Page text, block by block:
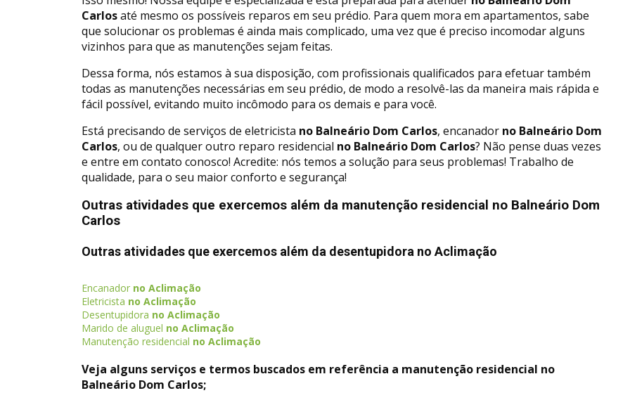
Carlosaté mesmo os possíveis reparos em seu prédio. Para quem mora em apartamentos, sabe
que solucionar os problemas é ainda mais complicado, uma vez que é preciso incomodar alguns
vizinhos para que as manutenções sejam feitas.
Dessa forma, nós estamos à sua disposição, com profissionais qualificados para efetuar também
todas as manutenções necessárias em seu prédio, de modo a resolvê-las da maneira mais rápida e
fácil possível, evitando muito incômodo para os demais e para você.
Está precisando de serviços de eletricista no Balneário Dom Carlos, encanador no Balneário Dom
Carlos, ou de qualquer outro reparo residencial no Balneário Dom Carlos? Não pense duas vezes
e entre em contato conosco! Acredite: nós temos a solução para seus problemas! Trabalho de
qualidade, para o seu maior conforto e segurança!
Outras atividades que exercemos além da manutenção residencial no Balneário Dom
Carlos
Outras atividades que exercemos além da desentupidora no Aclimação
Encanador no Aclimação
Eletricista no Aclimação
Desentupidora no Aclimação
Marido de aluguel no Aclimação
Manutenção residencial no Aclimação
Veja alguns serviços e termos buscados em referência a manutenção residencial no
Balneário Dom Carlos;